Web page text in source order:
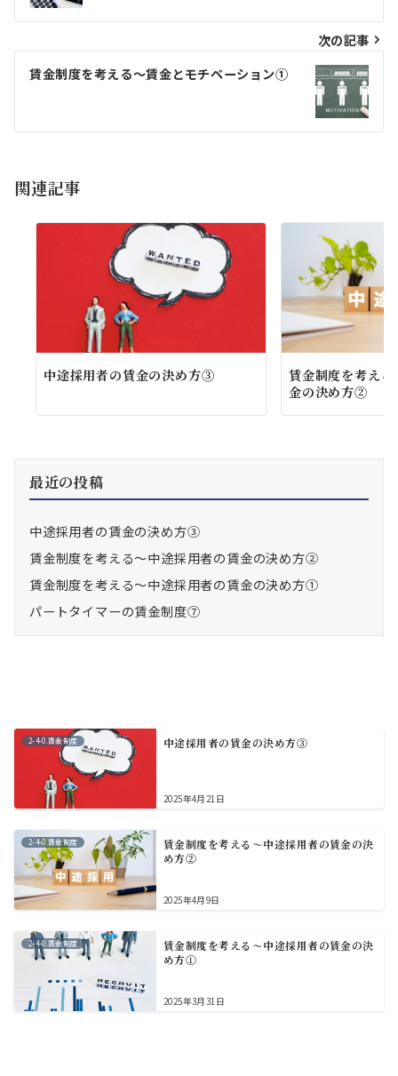
ナ
ビ
ゲ
シ
ン
次の記事
賃金制度を考える～賃金とモチベーション①
関連記事
中途採用者の賃金の決め方③
賃金制度を考え
金の決め方②
最近の投稿
中途採用者の賃金の決め方③
賃金制度を考える～中途採用者の賃金の決め方②
賃金制度を考える～中途採用者の賃金の決め方①
パートタイマーの賃金制度⑦
2-4-0.賃金制度 中途採用者の賃金の決め方③
2025年4月21日
2-4-0.賃金制度
賃金制度を考える～中途採用者の賃金の決
め方②
2025年4月9日
2-4-0.賃金制度
賃金制度を考える～中途採用者の賃金の決
め方①
2025年3月31日